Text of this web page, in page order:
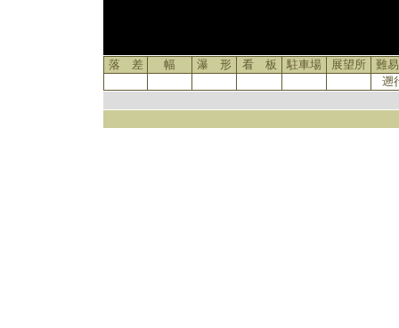
落 差 幅 瀑 形 看 板 駐車場 展望所
難
遡